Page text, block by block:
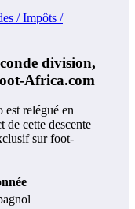
/ Impôts /
division,
Africa.com